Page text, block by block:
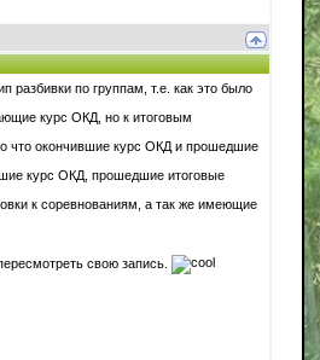
разбивки по группам, т.е. как это было
курс ОКД, но к итоговым
что окончившие курс ОКД и прошедшие
курс ОКД, прошедшие итоговые
к соревнованиям, а так же имеющие
свою запись.